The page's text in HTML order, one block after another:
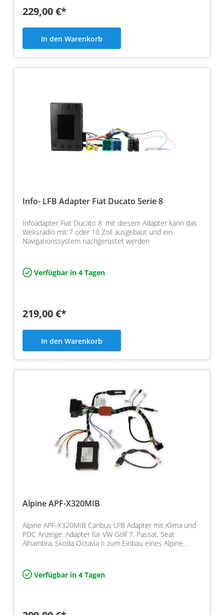
229,00 €*
In den Warenkorb
Info- LFB Adapter Fiat Ducato Serie 8
Infoadapter Fiat Ducato 8: mit diesem Adapter kann das
Weksradio mit 7 oder 10 Zoll ausgebaut und ein
Navigationssystem nachgerüstet werden
Verfügbar in 4 Tagen
219,00 €*
In den Warenkorb
Alpine APF-X320MIB
Alpine APF-X320MIB Canbus LFB Adapter mit Klima und
PDC Anzeige: Adapter für VW Golf 7, Passat, Seat
Alhambra, Skoda Octavia II zum Einbau eines Alpine
Verfügbar in 4 Tagen